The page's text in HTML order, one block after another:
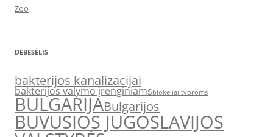
Zoo
DEBESĖLIS
bakterijos kanalizacijai
bakterijos valymo įrenginiamsblokeliai tvoroms
BULGARIJABulgarijos
BUVUSIOS JUGOSLAVIJOS